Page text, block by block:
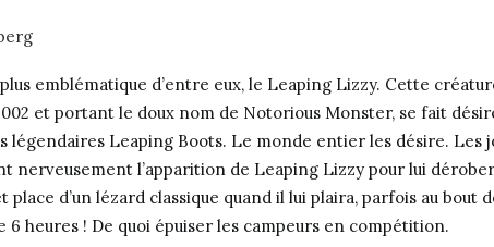
emblématique d’entre eux, le Leaping Lizzy. Cette
et portant le doux nom de Notorious Monster, se fait
légendaires Leaping Boots. Le monde entier les désire. Les
nerveusement l’apparition de Leaping Lizzy pour lui
d’un lézard classique quand il lui plaira, parfois au bout
6 heures ! De quoi épuiser les campeurs en compétition.